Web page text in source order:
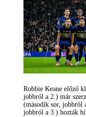
Robbie Keane előző
jobbról a 2.) már
(második sor, jobbról
jobbról a 3.) hozták